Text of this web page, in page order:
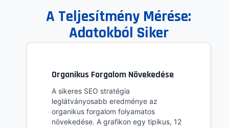
A Teljesítmény Mérése:
Adatokból Siker
Organikus Forgalom Növekedése
A sikeres SEO stratégia
leglátványosabb eredménye az
organikus forgalom folyamatos
növekedése. A grafikon egy tipikus, 12